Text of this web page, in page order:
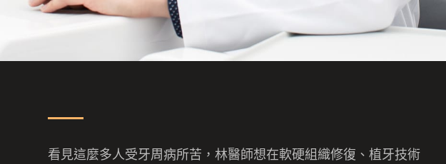
看見這麼多人受牙周病所苦，林醫師想在軟硬組織修復、植牙技術